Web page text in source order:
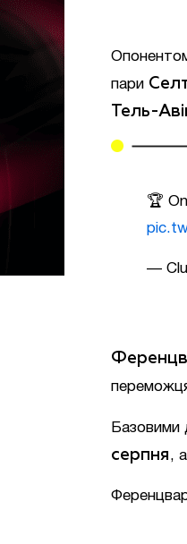
пари
Тель-
🏆
—
Базовими
серпня ,